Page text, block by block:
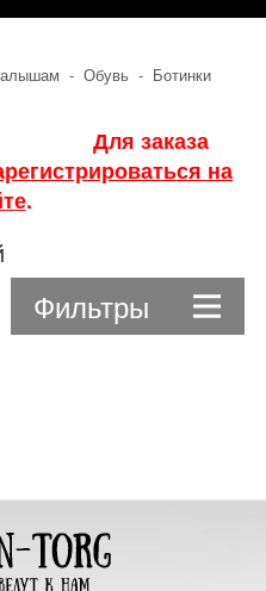
- Обувь - Ботинки
Для заказа
на
.
Фильтры